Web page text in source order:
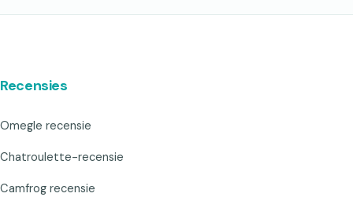
Recensies
Omegle recensie
Chatroulette-recensie
Camfrog recensie